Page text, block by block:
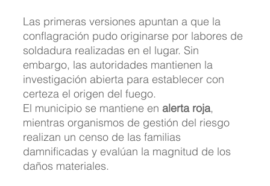
Las primeras versiones apuntan a que la
conflagración pudo originarse por labores de
soldadura realizadas en el lugar. Sin
embargo, las autoridades mantienen la
investigación abierta para establecer con
certeza el origen del fuego.
El municipio se mantiene en alerta roja,
mientras organismos de gestión del riesgo
realizan un censo de las familias
damnificadas y evalúan la magnitud de los
daños materiales.